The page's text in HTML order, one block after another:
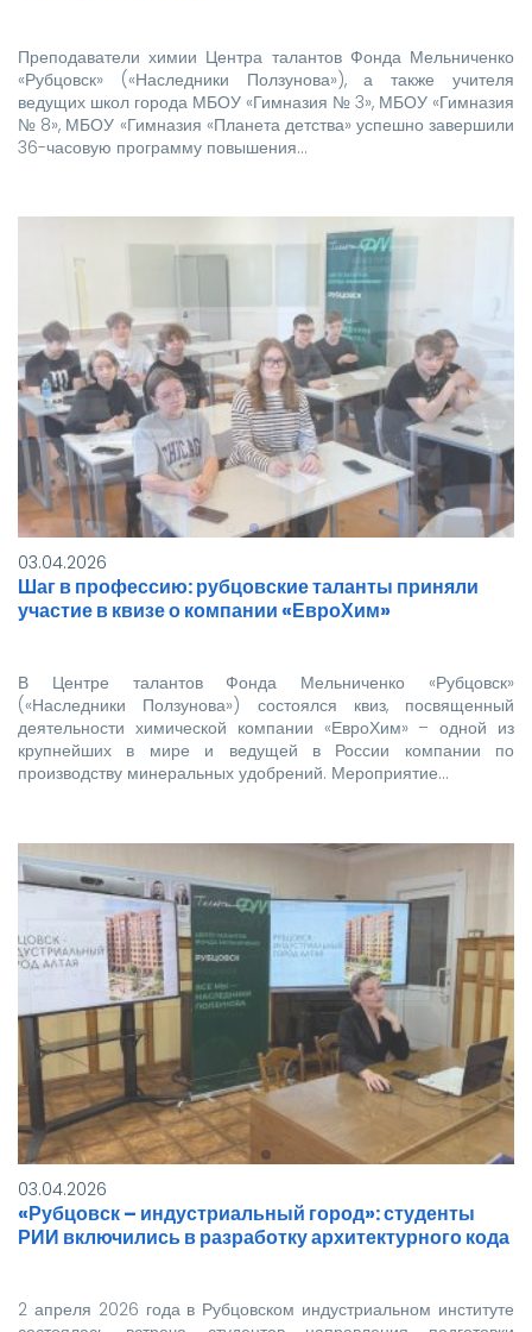
Преподаватели химии Центра талантов Фонда Мельниченко
«Рубцовск» («Наследники Ползунова»), а также учителя
ведущих школ города МБОУ «Гимназия № 3», МБОУ «Гимназия
№ 8», МБОУ «Гимназия «Планета детства» успешно завершили
36-часовую программу повышения…
03.04.2026
Шаг в профессию: рубцовские таланты приняли
участие в квизе о компании «ЕвроХим»
В Центре талантов Фонда Мельниченко «Рубцовск»
(«Наследники Ползунова») состоялся квиз, посвященный
деятельности химической компании «ЕвроХим» – одной из
крупнейших в мире и ведущей в России компании по
производству минеральных удобрений. Мероприятие…
03.04.2026
«Рубцовск – индустриальный город»: студенты
РИИ включились в разработку архитектурного кода
2 апреля 2026 года в Рубцовском индустриальном институте